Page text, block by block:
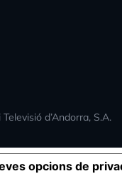
Televisió d’Andorra, S.A.
opcions de